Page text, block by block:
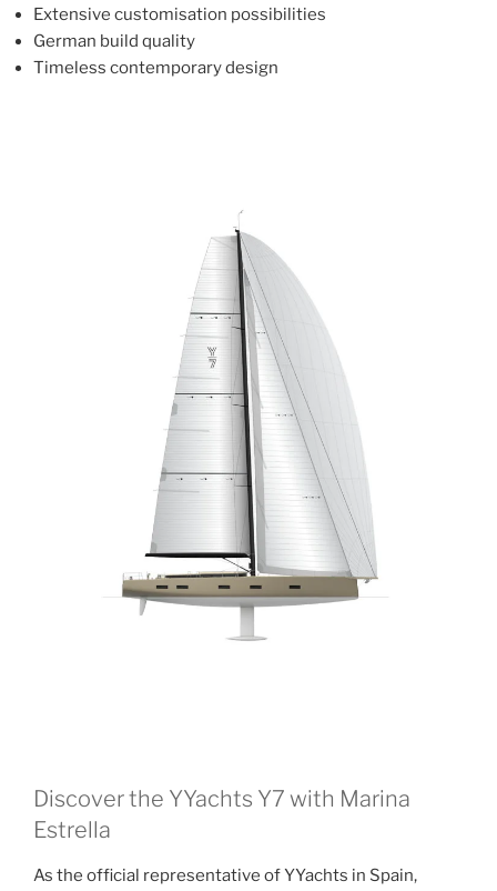
Extensive customisation possibilities
German build quality
Timeless contemporary design
Discover the YYachts Y7 with Marina
Estrella
As the official representative of YYachts in Spain,